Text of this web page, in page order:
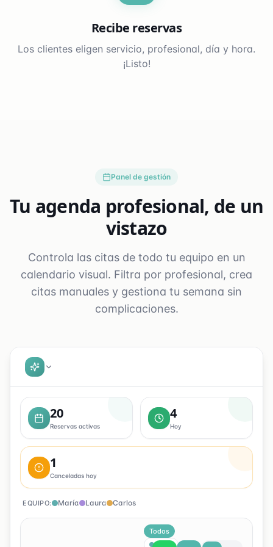
Recibe reservas
Los clientes eligen servicio, profesional, día y hora.
¡Listo!
Panel de gestión
Tu agenda profesional, de un
vistazo
Controla las citas de todo tu equipo en un
calendario visual. Filtra por profesional, crea
citas manuales y gestiona tu semana sin
complicaciones.
20
Reservas activas
4
Hoy
1
Canceladas hoy
EQUIPO: María Laura Carlos
Todos
María